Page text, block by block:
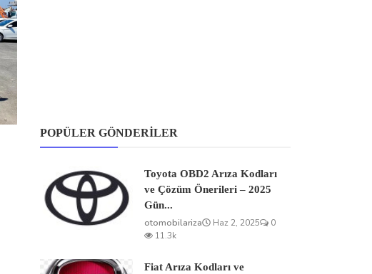
POPÜLER GÖNDERILER
Toyota OBD2 Arıza Kodları
ve Çözüm Önerileri – 2025
Gün...
otomobilariza
Haz 2, 2025
0
11.3k
Fiat Arıza Kodları ve